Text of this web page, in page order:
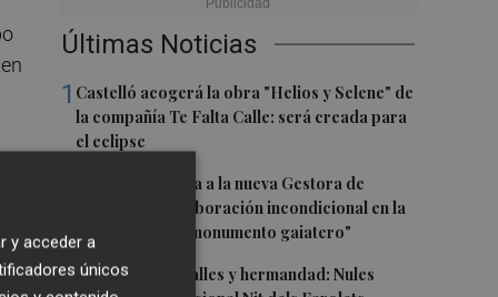
Últimas Noticias
1 Castelló acogerá la obra "Helios y Selene" de
la compañía Te Falta Calle: será creada para
el eclipse
Castelló traslada a la nueva Gestora de
Gaiates su "colaboración incondicional en la
promoción del monumento gaiatero"
3 Talleres, pasacalles y hermandad: Nules
y acceder a
únicos